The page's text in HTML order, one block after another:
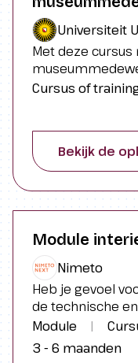
Post-
Diploma van een
vervolgopleiding
bachelor.
Diploma van
masteropleiding.
Getuigschrift
deelname:
Officieel bewijs
Universiteit
Met deze cursus
eigen over het
op het eigen
Cursus of
Bekijk de
Module
Nimeto
Heb je gevoel
de technische
module Interieur
conceptmatig
ontwerpen vorm
Module |
3 - 6 maanden